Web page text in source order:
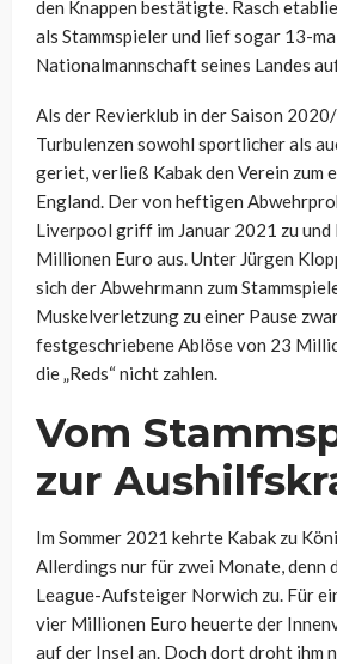
den Knappen bestätigte. Rasch
als Stammspieler und lief sogar 13-
Nationalmannschaft seines Landes
Als der Revierklub in der Saison
Turbulenzen sowohl sportlicher als
geriet, verließ Kabak den Verein zum
England. Der von heftigen
Liverpool griff im Januar 2021 zu und
Millionen Euro aus. Unter Jürgen
sich der Abwehrmann zum
Muskelverletzung zu einer Pause
festgeschriebene Ablöse von 23
die „Reds“ nicht zahlen.
Vom
zur
Im Sommer 2021 kehrte Kabak zu
Allerdings nur für zwei Monate, denn
League-Aufsteiger Norwich zu. Für
vier Millionen Euro heuerte der
auf der Insel an. Doch dort droht ihm